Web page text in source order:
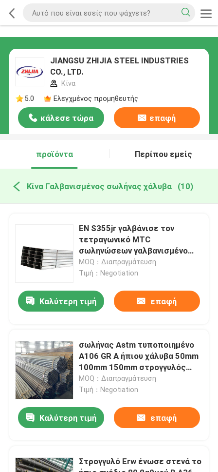
JIANGSU ZHIJIA STEEL INDUSTRIES
CO., LTD.
Κίνα
5.0
Ελεγχμένος προμηθευτής
κάλεσε τώρα επαφή
προϊόντα Περίπου εμείς
Κίνα Γαλβανισμένος σωλήνας χάλυβα (10)
EN S355jr γαλβάνισε τον
τετραγωνικό MTC
σωληνώσεων γαλβανισμένο
τετραγωνικό σωλήνα καυτής
εμβύθισης
MOQ：Διαπραγμάτευση
Τιμή：Negotiation
Καλύτερη τιμή επαφή
σωλήνας Astm τυποποιημένο
A106 GR Α ήπιου χάλυβα 50mm
100mm 150mm στρογγυλός
γαλβανισμένος
MOQ：Διαπραγμάτευση
Τιμή：Negotiation
Καλύτερη τιμή επαφή
Στρογγυλό Erw ένωσε στενά το